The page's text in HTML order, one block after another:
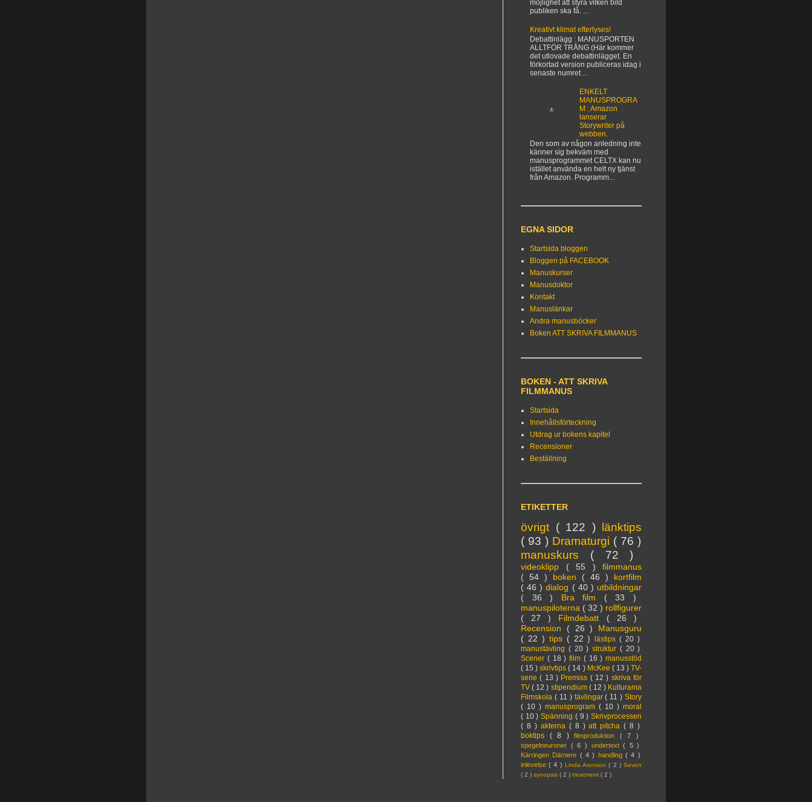
möjlighet att styra vilken bild
publiken ska få. ...
Kreativt klimat efterlyses!
Debattinlägg : MANUSPORTEN
ALLTFÖR TRÅNG (Här kommer
det utlovade debattinlägget. En
förkortad version publiceras idag i
senaste numret ...
ENKELT
MANUSPROGRA
M : Amazon
lanserar
Storywriter på
webben.
Den som av någon anledning inte
känner sig bekväm med
manusprogrammet CELTX kan nu
istället använda en helt ny tjänst
från Amazon. Programm...
EGNA SIDOR
Startsida bloggen
Bloggen på FACEBOOK
Manuskurser
Manusdoktor
Kontakt
Manuslänkar
Andra manusböcker
Boken ATT SKRIVA FILMMANUS
BOKEN - ATT SKRIVA
FILMMANUS
Startsida
Innehållsförteckning
Utdrag ur bokens kapitel
Recensioner
Beställning
ETIKETTER
övrigt ( 122 ) länktips
( 93 ) Dramaturgi ( 76 )
manuskurs ( 72 )
videoklipp ( 55 ) filmmanus
( 54 ) boken ( 46 ) kortfilm
( 46 )dialog ( 40 ) utbildningar
( 36 ) Bra film ( 33 )
manuspiloterna ( 32 ) rollfigurer
( 27 ) Filmdebatt ( 26 )
Recension ( 26 ) Manusguru
( 22 ) tips ( 22 )lästips( 20 )
manustävling ( 20 ) struktur ( 20 )
Scener ( 18 ) film ( 16 ) manusstöd
( 15 )skrivtips( 14 ) McKee ( 13 )TV-
serie( 13 ) Premiss ( 12 ) skriva för
TV( 12 ) stipendium ( 12 ) Kulturama
Filmskola ( 11 ) tävlingar( 11 ) Story
( 10 ) manusprogram ( 10 ) moral
( 10 )Spänning ( 9 )Skrivprocessen
( 8 ) akterna ( 8 )att pitcha( 8 )
boktips ( 8 ) filmproduktion ( 7 )
spegelneuroner ( 6 ) undertext( 5 )
Kärringen Därnere ( 4 ) handling( 4 )
inlevelse( 4 ) Linda Aronson( 2 )Seven
( 2 ) synopsis ( 2 ) treatment ( 2 )